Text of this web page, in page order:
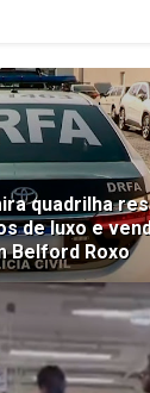
quadrilha
de luxo e
Belford Roxo